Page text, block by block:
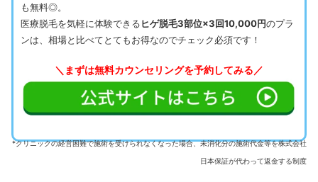
も無料◎。
医療脱毛を気軽に体験できるヒゲ脱毛3部位×3回10,000円のプラ
ンは、相場と比べてとてもお得なのでチェック必須です！
＼まずは無料カウンセリングを予約してみる／
*クリニックの経営困難で施術を受けられなくなった場合、未消化分の施術代金等を株式会社
日本保証が代わって返金する制度